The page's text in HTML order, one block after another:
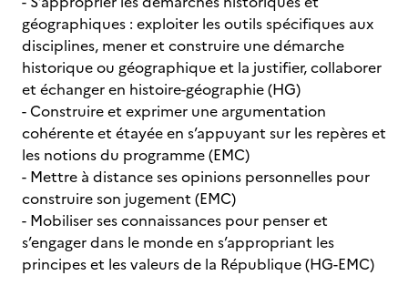
géographiques : exploiter les outils spécifiques aux
disciplines, mener et construire une démarche
historique ou géographique et la justifier, collaborer
et échanger en histoire-géographie (HG)
- Construire et exprimer une argumentation
cohérente et étayée en s’appuyant sur les repères et
les notions du programme (EMC)
- Mettre à distance ses opinions personnelles pour
construire son jugement (EMC)
- Mobiliser ses connaissances pour penser et
s’engager dans le monde en s’appropriant les
principes et les valeurs de la République (HG-EMC)